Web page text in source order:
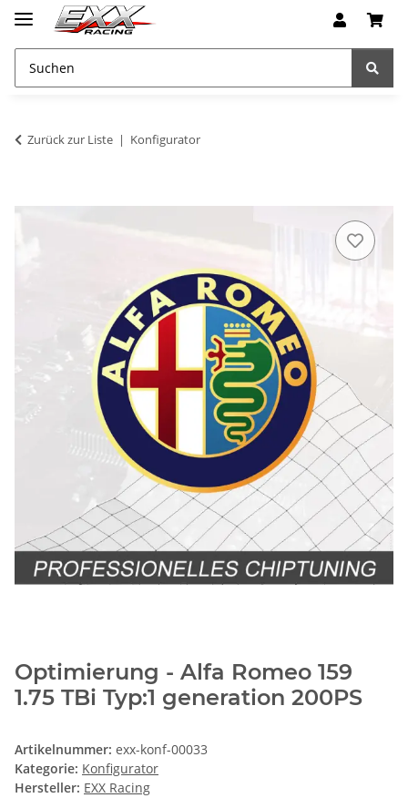
Zurück zur Liste Konfigurator
Optimierung - Alfa Romeo 159
1.75 TBi Typ:1 generation 200PS
Artikelnummer: exx-konf-00033
Kategorie: Konfigurator
Hersteller: EXX Racing